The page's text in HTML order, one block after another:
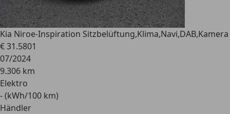
Kia Niroe-Inspiration Sitzbelüftung,Klima,Navi,DAB,Kamera
€ 31.5801
07/2024
9.306 km
Elektro
- (kWh/100 km)
Händler